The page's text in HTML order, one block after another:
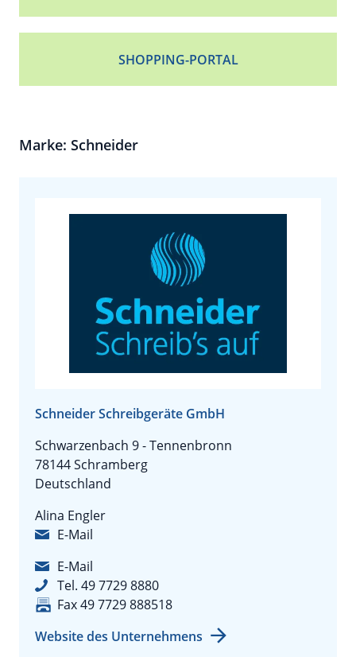
SHOPPING-PORTAL
Marke: Schneider
Schneider Schreibgeräte GmbH
Schwarzenbach 9 - Tennenbronn
78144 Schramberg
Deutschland
Alina Engler
E-Mail
E-Mail
Tel. 49 7729 8880
Fax 49 7729 888518
Website des Unternehmens